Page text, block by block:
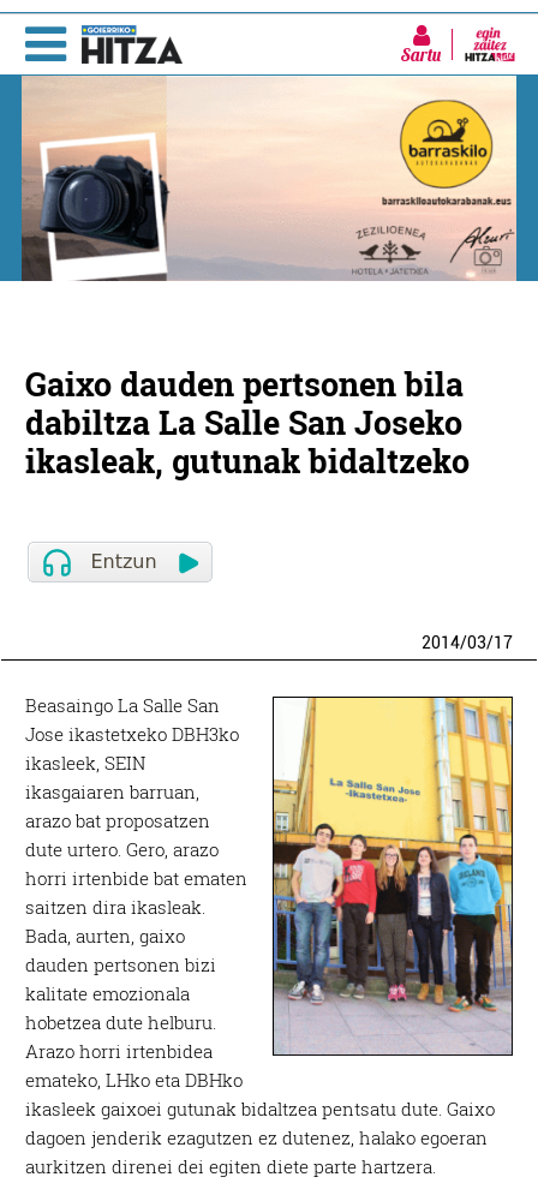
Sartu
Gaixo dauden pertsonen bila
dabiltza La Salle San Joseko
ikasleak, gutunak bidaltzeko
2014/03/17
Beasaingo La Salle San
Jose ikastetxeko DBH3ko
ikasleek, SEIN
ikasgaiaren barruan,
arazo bat proposatzen
dute urtero. Gero, arazo
horri irtenbide bat ematen
saitzen dira ikasleak.
Bada, aurten, gaixo
dauden pertsonen bizi
kalitate emozionala
hobetzea dute helburu.
Arazo horri irtenbidea
emateko, LHko eta DBHko
ikasleek gaixoei gutunak bidaltzea pentsatu dute. Gaixo
dagoen jenderik ezagutzen ez dutenez, halako egoeran
aurkitzen direnei dei egiten diete parte hartzera.